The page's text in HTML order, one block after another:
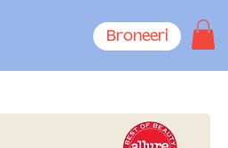
Broneeri